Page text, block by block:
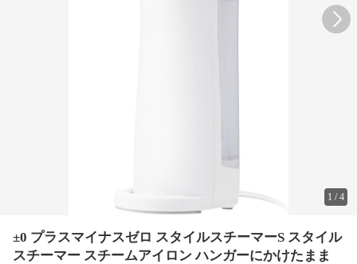
1 /4
±0 プラスマイナスゼロ スタイルスチーマーS スタイル
スチーマー スチームアイロン ハンガーにかけたまま